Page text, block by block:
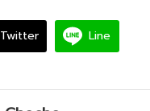
Twitter Line